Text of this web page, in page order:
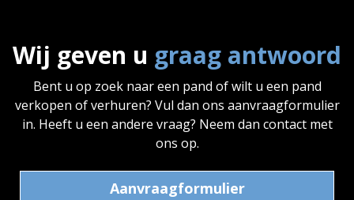
Wij geven u graag antwoord
Bent u op zoek naar een pand of wilt u een pand
verkopen of verhuren? Vul dan ons aanvraagformulier
in. Heeft u een andere vraag? Neem dan contact met
ons op.
Aanvraagformulier